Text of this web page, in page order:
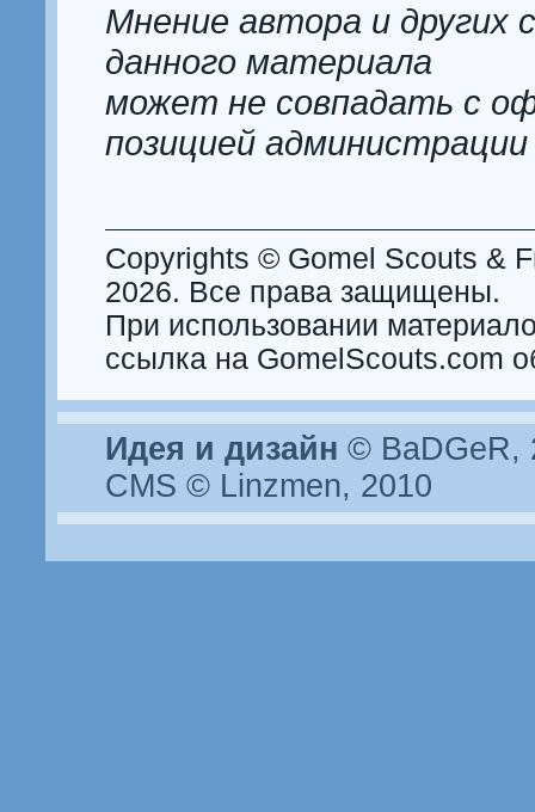
Мнение автора и других
данного материала
может не совпадать с
позицией
Copyrights © Gomel Scouts &
2026. Все права защищены.
При использовании
ссылка на GomelScouts.com
Идея и дизайн © BaDGeR,
CMS © Linzmen, 2010